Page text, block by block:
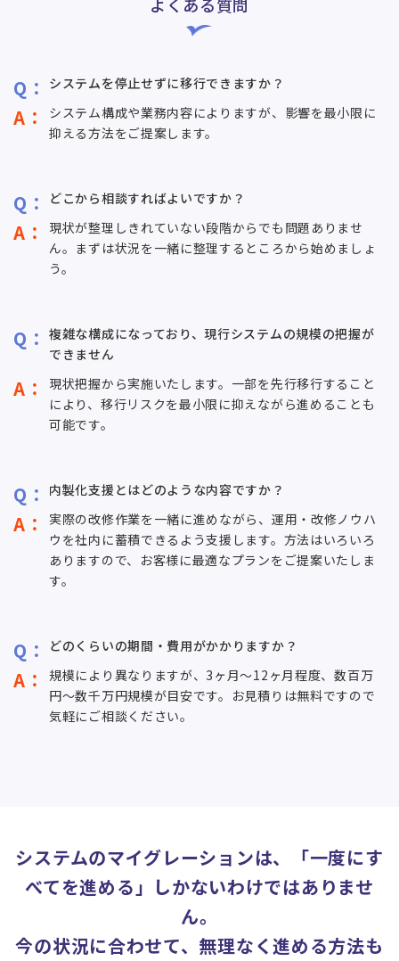
システムを停止せずに移行できますか？
システム構成や業務内容によりますが、影響を最小限に
抑える方法をご提案します。
どこから相談すればよいですか？
現状が整理しきれていない段階からでも問題ありませ
ん。まずは状況を一緒に整理するところから始めましょ
う。
複雑な構成になっており、現行システムの規模の把握が
できません
現状把握から実施いたします。一部を先行移行すること
により、移行リスクを最小限に抑えながら進めることも
可能です。
内製化支援とはどのような内容ですか？
実際の改修作業を一緒に進めながら、運用・改修ノウハ
ウを社内に蓄積できるよう支援します。方法はいろいろ
ありますので、お客様に最適なプランをご提案いたしま
す。
どのくらいの期間・費用がかかりますか？
規模により異なりますが、3ヶ月～12ヶ月程度、数百万
円～数千万円規模が目安です。お見積りは無料ですので
気軽にご相談ください。
システムのマイグレーションは、「一度にす
べてを進める」しかないわけではありませ
ん。
今の状況に合わせて、無理なく進める方法も